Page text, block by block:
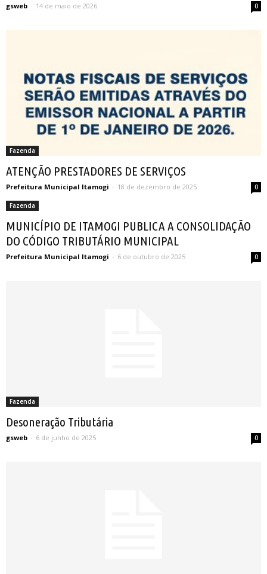
gsweb - 14 de maio de 2026 0
Fazenda
ATENÇÃO PRESTADORES DE SERVIÇOS
Prefeitura Municipal Itamogi - 18 de dezembro de 2025 0
Fazenda
MUNICÍPIO DE ITAMOGI PUBLICA A CONSOLIDAÇÃO
DO CÓDIGO TRIBUTÁRIO MUNICIPAL
Prefeitura Municipal Itamogi - 6 de outubro de 2025 0
Fazenda
Desoneração Tributária
gsweb - 6 de junho de 2025 0